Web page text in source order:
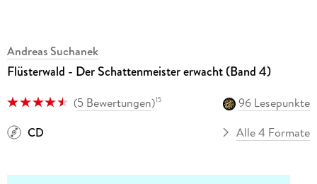
Andreas Suchanek
Flüsterwald - Der Schattenmeister erwacht (Band 4)
(5 Bewertungen)15
96 Lesepunkte
CD
Alle 4 Formate